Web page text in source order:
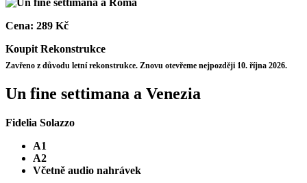
Cena: 289 Kč
Koupit Rekonstrukce
Zavřeno z důvodu letní rekonstrukce. Znovu otevřeme nejpozději 10. října 2026.
Un fine settimana a Venezia
Fidelia Solazzo
A1
A2
Včetně audio nahrávek